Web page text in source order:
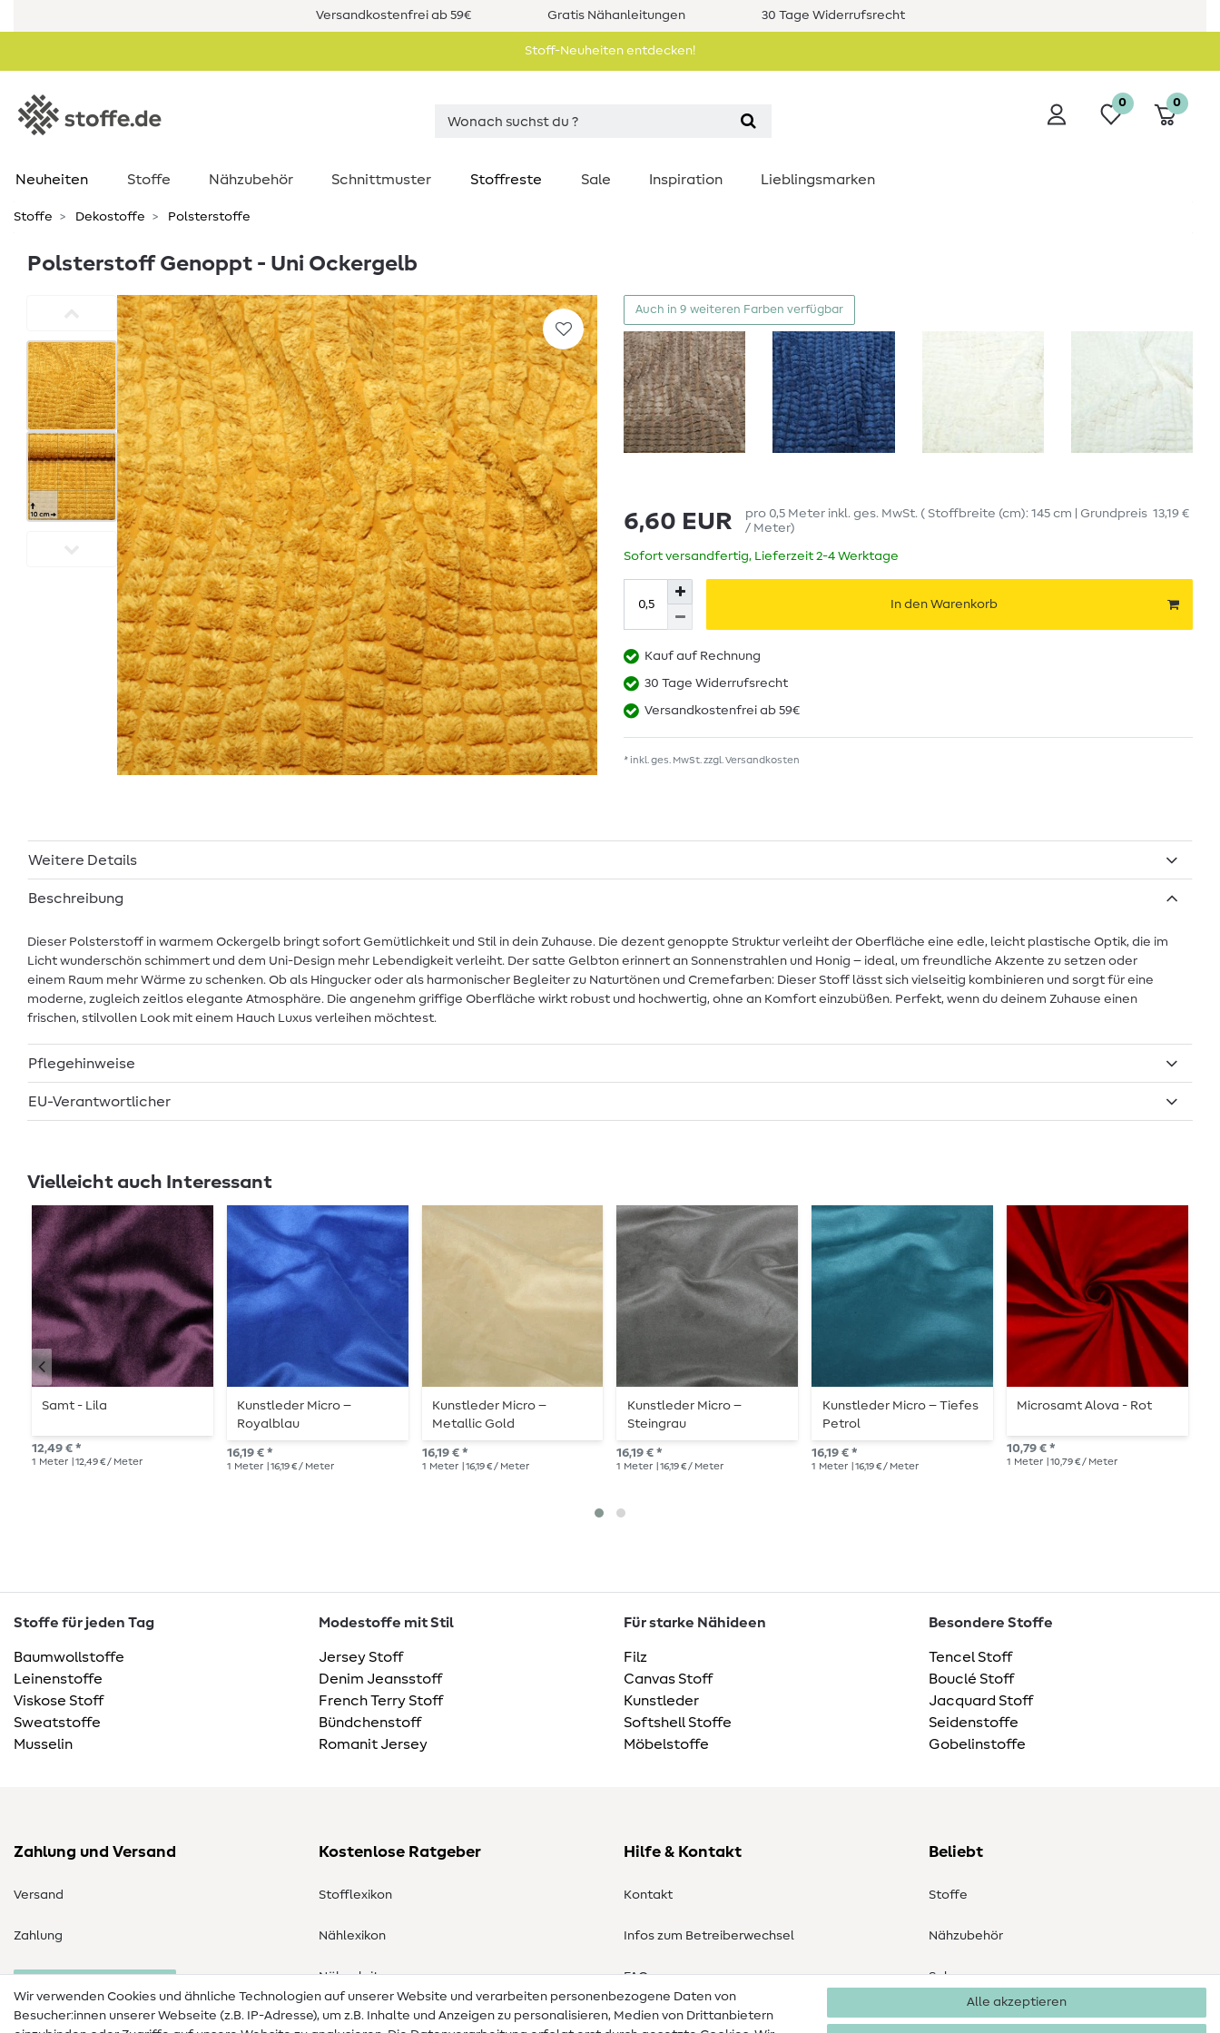
Versandkostenfrei ab 59€ Gratis Nähanleitungen 30 Tage Widerrufsrecht
Stoff-Neuheiten entdecken!
0 0
Neuheiten Stoffe Nähzubehör Schnittmuster Stoffreste Sale Inspiration Lieblingsmarken
Stoffe Dekostoffe Polsterstoffe
Polsterstoff Genoppt - Uni Ockergelb
Auch in 9 weiteren Farben verfügbar
6,60 EUR pro 0,5 Meter inkl. ges. MwSt. ( Stoffbreite (cm): 145 cm | Grundpreis 13,19 €
/ Meter)
Sofort versandfertig, Lieferzeit 2-4 Werktage
In den Warenkorb
Kauf auf Rechnung
30 Tage Widerrufsrecht
Versandkostenfrei ab 59€
* inkl. ges. MwSt. zzgl.Versandkosten
Weitere Details
Beschreibung
Dieser Polsterstoff in warmem Ockergelb bringt sofort Gemütlichkeit und Stil in dein Zuhause. Die dezent genoppte Struktur verleiht der Oberfläche eine edle, leicht plastische Optik, die im
Licht wunderschön schimmert und dem Uni-Design mehr Lebendigkeit verleiht. Der satte Gelbton erinnert an Sonnenstrahlen und Honig – ideal, um freundliche Akzente zu setzen oder
einem Raum mehr Wärme zu schenken. Ob als Hingucker oder als harmonischer Begleiter zu Naturtönen und Cremefarben: Dieser Stoff lässt sich vielseitig kombinieren und sorgt für eine
moderne, zugleich zeitlos elegante Atmosphäre. Die angenehm griffige Oberfläche wirkt robust und hochwertig, ohne an Komfort einzubüßen. Perfekt, wenn du deinem Zuhause einen
frischen, stilvollen Look mit einem Hauch Luxus verleihen möchtest.
Pflegehinweise
EU-Verantwortlicher
Vielleicht auch Interessant
Samt - Lila
12,49 € *
1 Meter | 12,49 € / Meter
Kunstleder Micro –
Royalblau
16,19 € *
1 Meter | 16,19 € / Meter
Kunstleder Micro –
Metallic Gold
16,19 € *
1 Meter | 16,19 € / Meter
Kunstleder Micro –
Steingrau
16,19 € *
1 Meter | 16,19 € / Meter
Kunstleder Micro – Tiefes
Petrol
16,19 € *
1 Meter | 16,19 € / Meter
Microsamt Alova - Rot
10,79 € *
1 Meter | 10,79 € / Meter
Stoffe für jeden Tag
Baumwollstoffe
Leinenstoffe
Viskose Stoff
Sweatstoffe
Musselin
Modestoffe mit Stil
Jersey Stoff
Denim Jeansstoff
French Terry Stoff
Bündchenstoff
Romanit Jersey
Für starke Nähideen
Filz
Canvas Stoff
Kunstleder
Softshell Stoffe
Möbelstoffe
Besondere Stoffe
Tencel Stoff
Bouclé Stoff
Jacquard Stoff
Seidenstoffe
Gobelinstoffe
Zahlung und Versand
Versand
Zahlung
Kostenlose Ratgeber
Stofflexikon
Nählexikon
Nähanleitungen
Hilfe & Kontakt
Kontakt
Infos zum Betreiberwechsel
FAQ
Widerrufsrecht
Beliebt
Stoffe
Nähzubehör
Sale
Schnittmuster
Wir verwenden Cookies und ähnliche Technologien auf unserer Website und verarbeiten personenbezogene Daten von
Besucher:innen unserer Webseite (z.B. IP-Adresse), um z.B. Inhalte und Anzeigen zu personalisieren, Medien von Drittanbietern
Alle akzeptieren